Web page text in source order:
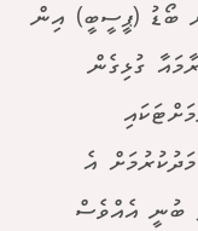
ބޯޑު (ޕީސީބީ) އިން
ގުޅިގެން
މަދުކުރުމަށް އެ
ބުނީ އެއްވެސް